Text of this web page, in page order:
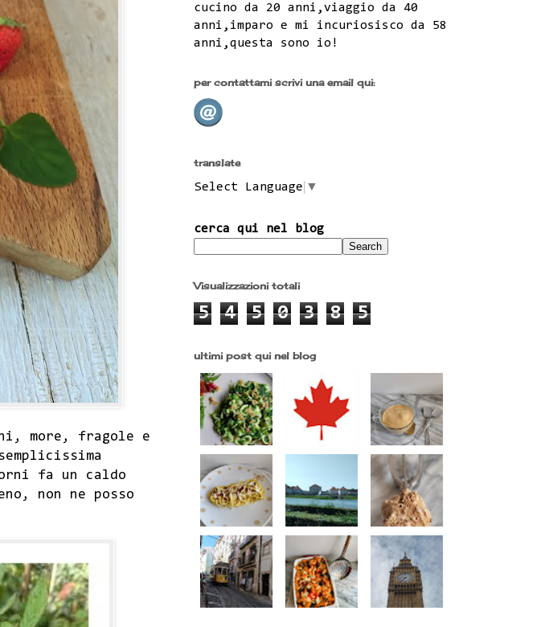
more, fragole e
fa un caldo
non ne posso
cucino da 20 anni,viaggio da 40
anni,imparo e mi incuriosisco da 58
anni,questa sono io!
per contattami scrivi una email qui:
translate
Select Language ▼
cerca qui nel blog
Visualizzazioni totali
5 4 5 0 3 8 5
ultimi post qui nel blog